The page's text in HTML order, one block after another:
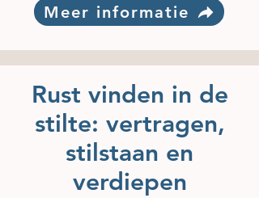
Meer informatie
Rust vinden in de
stilte: vertragen,
stilstaan en
verdiepen